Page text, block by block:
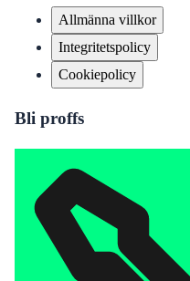
Allmänna villkor
Integritetspolicy
Cookiepolicy
Bli proffs